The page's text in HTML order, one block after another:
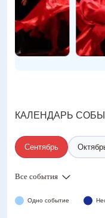
КАЛЕНДАРЬ
Сентябрь
Все события
Одно событие